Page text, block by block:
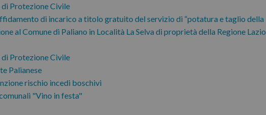
Protezione Civile
di incarico a titolo gratuito del servizio di “potatura e taglio della
al Comune di Paliano in Località La Selva di proprietà della Regione Lazio.
Protezione Civile
Palianese
rischio incedi boschivi
"Vino in festa"